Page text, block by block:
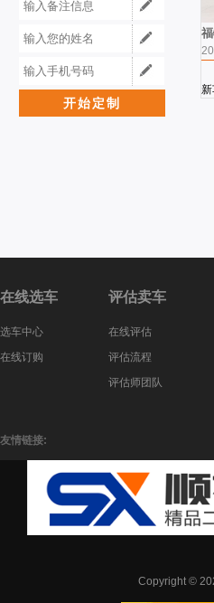
在线选车
选车中心
在线订购
评估卖车
在线评估
评估流程
评估师团队
友情链接:
Copyright ©